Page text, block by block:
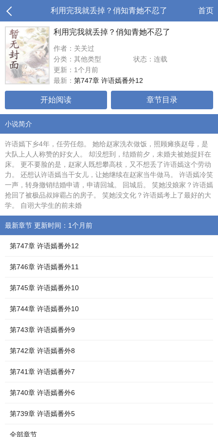
利用完我就丢掉？俏知青她不忍了 首页
利用完我就丢掉？俏知青她不忍了
作者：关关过
分类：其他类型
状态：连载
更新：1个月前
最新： 第747章 许语嫣番外12
开始阅读 章节目录
小说简介
许语嫣下乡4年，任劳任怨。 她给赵家洗衣做饭，照顾瘫痪赵母，是
大队上人人称赞的好女人。 却没想到，结婚前夕，未婚夫被她捉奸在
床。 更不要脸的是，赵家人既想攀高枝，又不想丢了许语嫣这个劳动
力。 还想认许语嫣当干女儿，让她继续在赵家当牛做马。 许语嫣冷笑
一声，转身撤销结婚申请，申请回城。 回城后。 笑她没娘家？许语嫣
抢回了被极品叔婶霸占的房子。 笑她没文化？许语嫣考上了最好的大
学。 自诩大学生的前未婚
最新章节 更新时间：1个月前
第747章 许语嫣番外12
第746章 许语嫣番外11
第745章 许语嫣番外10
第744章 许语嫣番外10
第743章 许语嫣番外9
第742章 许语嫣番外8
第741章 许语嫣番外7
第740章 许语嫣番外6
第739章 许语嫣番外5
全部章节